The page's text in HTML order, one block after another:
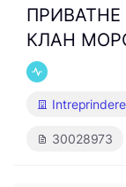
КЛАН
30028973